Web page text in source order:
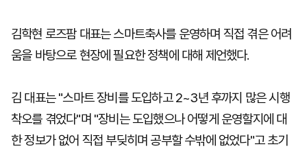
김학현 로즈팜 대표는 스마트축사를 운영하며 직접 겪은 어려
움을 바탕으로 현장에 필요한 정책에 대해 제언했다.
김 대표는 "스마트 장비를 도입하고 2~3년 후까지 많은 시행
착오를 겪었다"며 "장비는 도입했으나 어떻게 운영할지에 대
한 정보가 없어 직접 부딪히며 공부할 수밖에 없었다"고 초기